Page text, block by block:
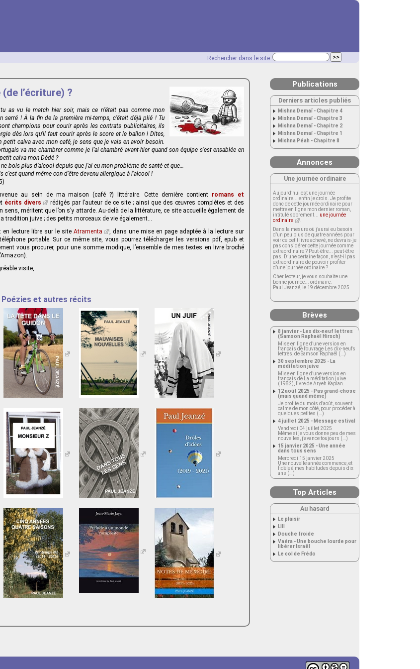
Rechercher dans le site
l’écriture) ?
as vu le match hier soir, mais ce n’était pas comme mon
serré ! À la fin de la première mi-temps, c’était déjà plié ! Tu
champions pour courir après les contrats publicitaires, ils
dès lors qu’il faut courir après le score et le ballon ! Dites,
petit calva avec mon café, je sens que je vais en avoir besoin.
va me chambrer comme je l’ai chambré avant-hier quand son équipe s’est ensablée en
calva mon Dédé ?
bois plus d’alcool depuis que j’ai eu mon problème de santé et que…
c’est quand même con d’être devenu allergique à l’alcool !
au sein de ma maison (café ?) littéraire. Cette dernière contient romans et
écrits divers
rédigés par l’auteur de ce site ; ainsi que des œuvres complètes et des
méritent que l’on s’y attarde. Au-delà de la littérature, ce site accueille également de
tradition juive ; des petits morceaux de vie également...
en lecture libre sur le site Atramenta
, dans une mise en page adaptée à la lecture sur
portable. Sur ce même site, vous pourrez télécharger les versions pdf, epub et
vous procurer, pour une somme modique, l’ensemble de mes textes en livre broché
visite,
Poézies et autres récits
Publications
Derniers articles publiés
Mishna Demaï - Chapitre 4
Mishna Demaï - Chapitre 3
Mishna Demaï - Chapitre 2
Mishna Demaï - Chapitre 1
Mishna Péah - Chapitre 8
Annonces
Une journée ordinaire
Aujourd’hui est une journée
ordinaire... enfin je crois. Je profite
donc de cette journée ordinaire pour
mettre en ligne mon dernier roman,
intitulé sobrement... une journée
ordinaire
Dans la mesure où j’aurai eu besoin
d’un peu plus de quatre années pour
voir ce petit livre achevé, ne devrais-je
pas considérer cette journée comme
extraordinaire ? Peut-être... peut-être
pas. D’une certaine façon, n’est-il pas
extraordinaire de pouvoir profiter
d’une journée ordinaire ?
Cher lecteur, je vous souhaite une
bonne journée... ordinaire.
Paul Jeanzé, le 19 décembre 2025
Brèves
8 janvier - Les dix-neuf lettres
(Samson Raphaël Hirsch)
Mise en ligne d’une version en
français de l’ouvrage Les dix-neufs
lettres, de Samson Raphaël (…)
30 septembre 2025 - La
méditation juive
Mise en ligne d’une version en
français de La méditation juive
(1982), livre de Aryeh Kaplan.
12 août 2025 - Pas grand-chose
(mais quand même)
Je profite du mois d’août, souvent
calme de mon côté, pour procéder à
quelques petites (…)
4 juillet 2025 - Message estival
Vendredi 04 juillet 2025
Même si je vous donne peu de mes
nouvelles, j’avance toujours (…)
15 janvier 2025 - Une année
dans tous sens
Mercredi 15 janvier 2025
Une nouvelle année commence, et
fidèle à mes habitudes depuis dix
ans (…)
Top Articles
Au hasard
Le plaisir
LIII
Douche froide
Vaéra - Une bouche lourde pour
libérer Israël
Le col de Frédo